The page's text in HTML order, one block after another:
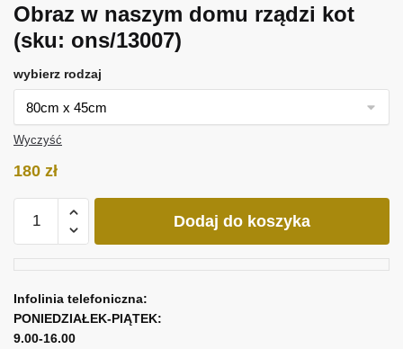
Obraz w naszym domu rządzi kot
(sku: ons/13007)
wybierz rodzaj
Wyczyść
180 zł
Obraz
domu
rządzi
kot
Dodaj do koszyka
Infolinia telefoniczna:
PONIEDZIAŁEK-PIĄTEK:
9.00-16.00